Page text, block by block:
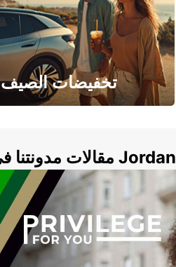
تخفيضات الصيف
مقالات مدونتنا في Jordan